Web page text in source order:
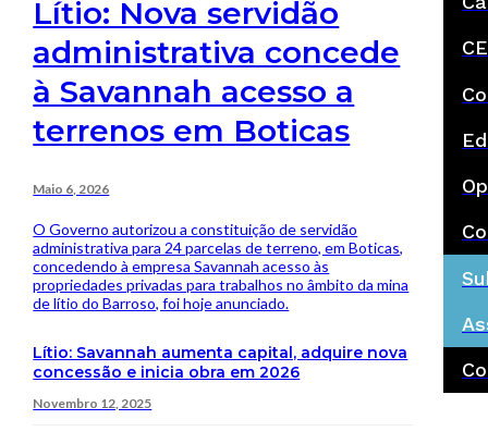
Lítio: Nova servidão
administrativa concede
à Savannah acesso a
terrenos em Boticas
Maio 6, 2026
O Governo autorizou a constituição de servidão
administrativa para 24 parcelas de terreno, em Boticas,
concedendo à empresa Savannah acesso às
propriedades privadas para trabalhos no âmbito da mina
de lítio do Barroso, foi hoje anunciado.
Lítio: Savannah aumenta capital, adquire nova
concessão e inicia obra em 2026
Novembro 12, 2025